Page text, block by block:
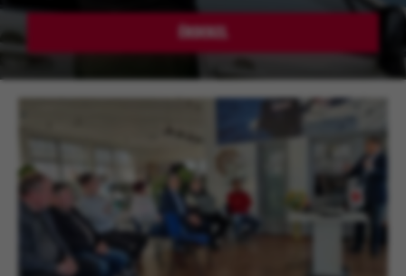
ÉRDEKEL